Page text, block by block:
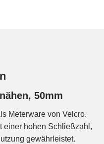
50mm
Meterware von Velcro.
einer hohen Schließzahl,
gewährleistet.